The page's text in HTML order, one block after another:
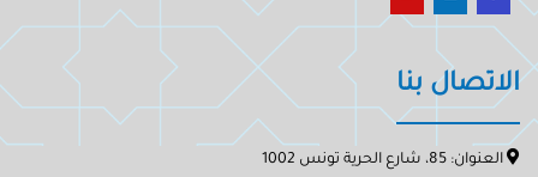
الاتصال بنا
العنوان: 85، شارع الحرية تونس 1002